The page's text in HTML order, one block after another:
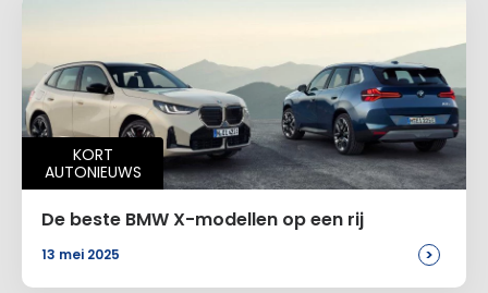
KORT
AUTONIEUWS
De beste BMW X-modellen op een rij
13 mei 2025 >